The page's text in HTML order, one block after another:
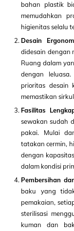
bahan plastik
memudahkan
higienitas selalu
Desain
didesain dengan
Ruang dalam
dengan
prioritas desain
memastikan
Fasilitas
sewakan sudah
pakai. Mulai
tatakan cermin,
dengan
dalam kondisi
Pembersihan
baku yang
pemakaian,
sterilisasi
kuman dan